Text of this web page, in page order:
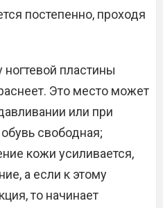
постепенно, проходя
пластины
Это место может
или при
свободная;
кожи усиливается,
а если к этому
то начинает